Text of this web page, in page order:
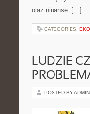
oraz niuanse: […]
CATEGORIES:
LUDZIE
POSTED BY ADMIN